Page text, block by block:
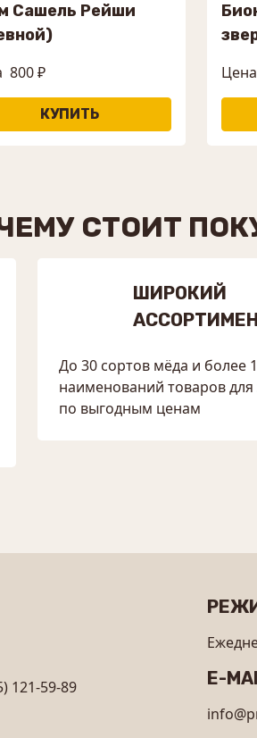
Сашель Рейши
800 ₽
Цена
СТОИТ
ШИРОКИЙ
До 30 сортов мёда и более
наименований товаров для
по выгодным ценам
121-59-89 E-